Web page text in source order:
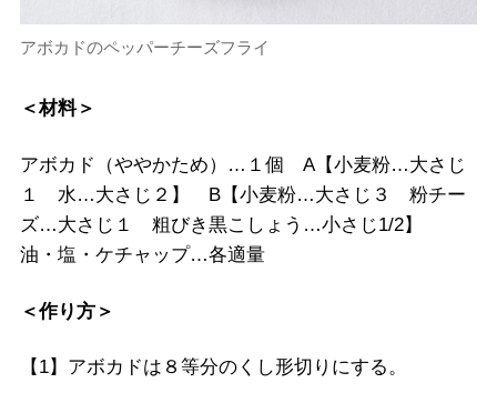
アボカドのペッパーチーズフライ
＜材料＞
アボカド（ややかため）…１個 A【小麦粉…大さじ
１ 水…大さじ２】 B【小麦粉…大さじ３ 粉チー
ズ…大さじ１ 粗びき黒こしょう…小さじ1/2】
油・塩・ケチャップ…各適量
＜作り方＞
【1】アボカドは８等分のくし形切りにする。